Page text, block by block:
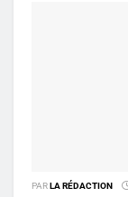
PARLA RÉDACTION